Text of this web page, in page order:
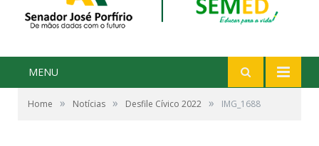
MENU
Home » Notícias » Desfile Cívico 2022 » IMG_1688